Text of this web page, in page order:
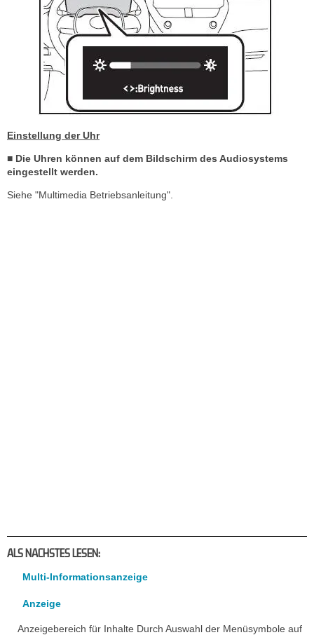
Einstellung der Uhr
■ Die Uhren können auf dem Bildschirm des Audiosystems
eingestellt werden.
Siehe "Multimedia Betriebsanleitung".
ALS NACHSTES LESEN:
Multi-Informationsanzeige
Anzeige
Anzeigebereich für Inhalte Durch Auswahl der Menüsymbole auf